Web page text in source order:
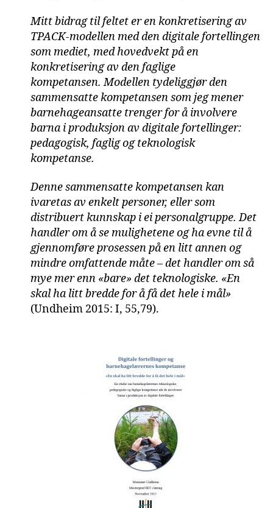
Mitt bidrag til feltet er en konkretisering av
TPACK-modellen med den digitalefortellingen
som mediet, med hovedvekt på en
konkretisering av den faglige
kompetansen.Modellen tydeliggjør den
sammensatte kompetansen som jeg mener
barnehageansatte trenger for å involvere
barna i produksjon av digitale fortellinger:
pedagogisk, faglig og teknologisk
kompetanse.
Denne sammensatte kompetansen kan
ivaretas av enkelt personer, eller som
distribuert kunnskap i ei personalgruppe. Det
handler om å semulighetene og ha evne til å
gjennomføre prosessen på en litt annen og
mindreomfattende måte – det handler om så
mye mer enn «bare» det teknologiske. «En
skal ha litt bredde for å få det hele i mål»
(Undheim 2015: I, 55,79).